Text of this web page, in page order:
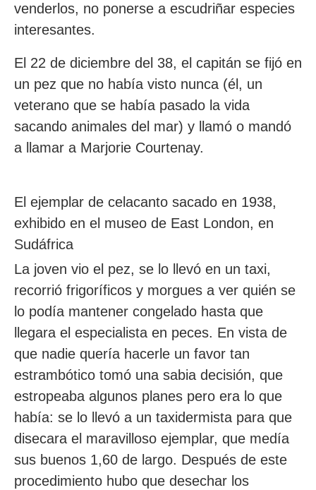
venderlos, no ponerse a escudriñar especies
interesantes.
El 22 de diciembre del 38, el capitán se fijó en
un pez que no había visto nunca (él, un
veterano que se había pasado la vida
sacando animales del mar) y llamó o mandó
a llamar a Marjorie Courtenay.
El ejemplar de celacanto sacado en 1938,
exhibido en el museo de East London, en
Sudáfrica
La joven vio el pez, se lo llevó en un taxi,
recorrió frigoríficos y morgues a ver quién se
lo podía mantener congelado hasta que
llegara el especialista en peces. En vista de
que nadie quería hacerle un favor tan
estrambótico tomó una sabia decisión, que
estropeaba algunos planes pero era lo que
había: se lo llevó a un taxidermista para que
disecara el maravilloso ejemplar, que medía
sus buenos 1,60 de largo. Después de este
procedimiento hubo que desechar los